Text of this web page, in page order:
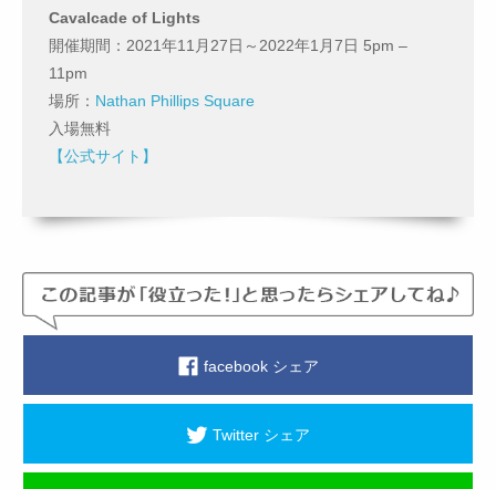
Cavalcade of Lights
開催期間：2021年11月27日～2022年1月7日 5pm –
11pm
場所： Nathan Phillips Square
入場無料
【公式サイト】
facebook シェア
Twitter シェア